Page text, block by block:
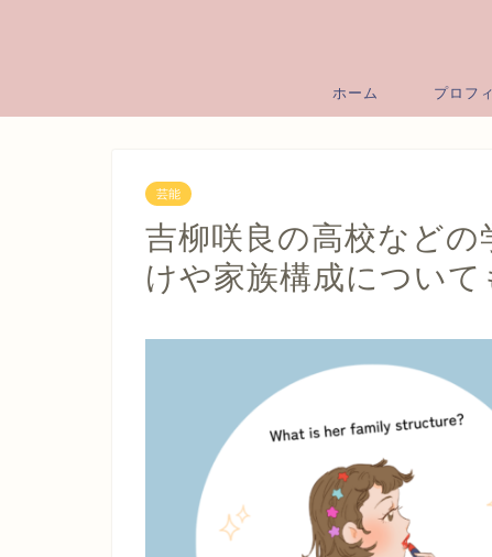
ホーム プロフ
芸能
吉柳咲良の高校など
けや家族構成について